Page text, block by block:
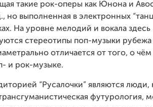
такие рок-оперы как Юнона и
но выполненная в электронных
На уровне мелодий и вокала здесь
стереотипы поп-музыки
отличается от того, о
и рок-музыке.
“Русалочки” являются
футурология,